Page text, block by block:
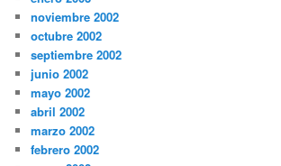
noviembre 2002
octubre 2002
septiembre 2002
junio 2002
mayo 2002
abril 2002
marzo 2002
febrero 2002